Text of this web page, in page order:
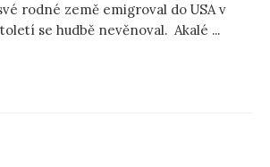
rodné země emigroval do USA v
se hudbě nevěnoval. Akalé ...